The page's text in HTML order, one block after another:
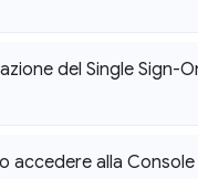
del Single Sign-
accedere alla